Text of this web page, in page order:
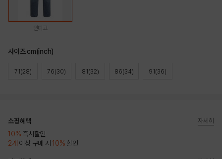
인디고
사이즈 cm(inch)
71(28) 76(30) 81(32) 86(34) 91(36)
쇼핑혜택
10% 즉시할인
2개 이상 구매 시10% 할인
자세히